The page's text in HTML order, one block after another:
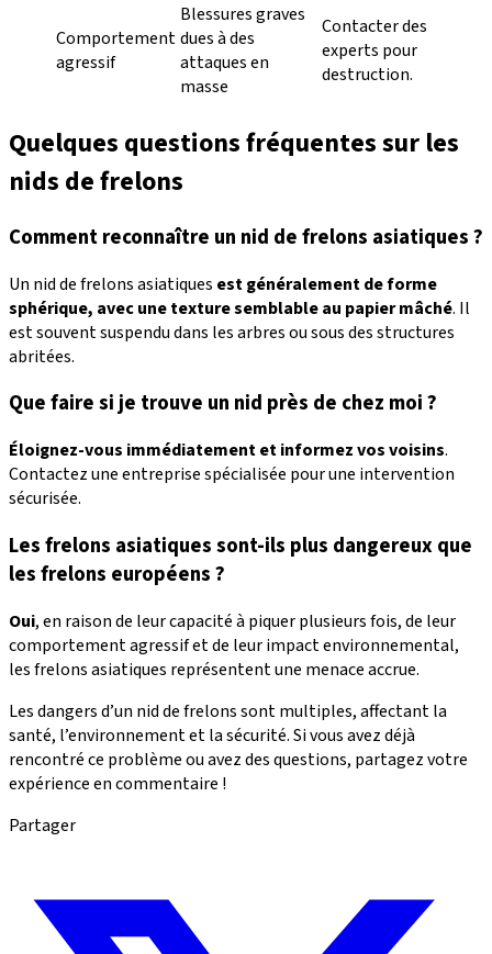
Comportement
agressif
Blessures graves
dues à des
attaques en
masse
Contacter des
experts pour
destruction.
Quelques questions fréquentes sur les
nids de frelons
Comment reconnaître un nid de frelons asiatiques ?
Un nid de frelons asiatiques est généralement de forme
sphérique, avec une texture semblable au papier mâché. Il
est souvent suspendu dans les arbres ou sous des structures
abritées.
Que faire si je trouve un nid près de chez moi ?
Éloignez-vous immédiatement et informez vos voisins.
Contactez une entreprise spécialisée pour une intervention
sécurisée.
Les frelons asiatiques sont-ils plus dangereux que
les frelons européens ?
Oui, en raison de leur capacité à piquer plusieurs fois, de leur
comportement agressif et de leur impact environnemental,
les frelons asiatiques représentent une menace accrue.
Les dangers d’un nid de frelons sont multiples, affectant la
santé, l’environnement et la sécurité. Si vous avez déjà
rencontré ce problème ou avez des questions, partagez votre
expérience en commentaire !
Partager